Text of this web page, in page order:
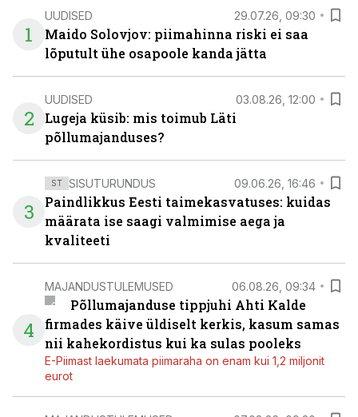
1
UUDISED 29.07.26, 09:30
Maido Solovjov: piimahinna riski ei saa
lõputult ühe osapoole kanda jätta
2
UUDISED 03.08.26, 12:00
Lugeja küsib: mis toimub Läti
põllumajanduses?
3
ST SISUTURUNDUS 09.06.26, 16:46
Paindlikkus Eesti taimekasvatuses: kuidas
määrata ise saagi valmimise aega ja
kvaliteeti
4
MAJANDUSTULEMUSED 06.08.26, 09:34
Põllumajanduse tippjuhi Ahti Kalde
firmades käive üldiselt kerkis, kasum samas
nii kahekordistus kui ka sulas pooleks
E-Piimast laekumata piimaraha on enam kui 1,2 miljonit
eurot